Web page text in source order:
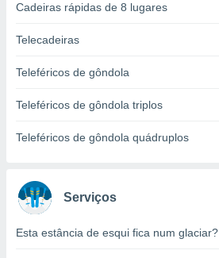
seus
tal,
ou opor-
qualquer
Cadeiras rápidas de 8 lugares
Telecadeiras
Teleféricos de gôndola
Teleféricos de gôndola triplos
Teleféricos de gôndola quádruplos
Serviços
Esta estância de esqui fica num glaciar?